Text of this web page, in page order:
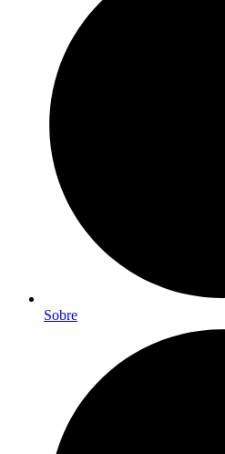
Sobre